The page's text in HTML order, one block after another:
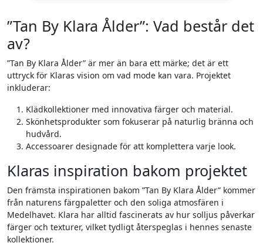
”Tan By Klara Ålder”: Vad består det
av?
”Tan By Klara Ålder” är mer än bara ett märke; det är ett
uttryck för Klaras vision om vad mode kan vara. Projektet
inkluderar:
Klädkollektioner med innovativa färger och material.
Skönhetsprodukter som fokuserar på naturlig bränna och
hudvård.
Accessoarer designade för att komplettera varje look.
Klaras inspiration bakom projektet
Den främsta inspirationen bakom ”Tan By Klara Ålder” kommer
från naturens färgpaletter och den soliga atmosfären i
Medelhavet. Klara har alltid fascinerats av hur solljus påverkar
färger och texturer, vilket tydligt återspeglas i hennes senaste
kollektioner.